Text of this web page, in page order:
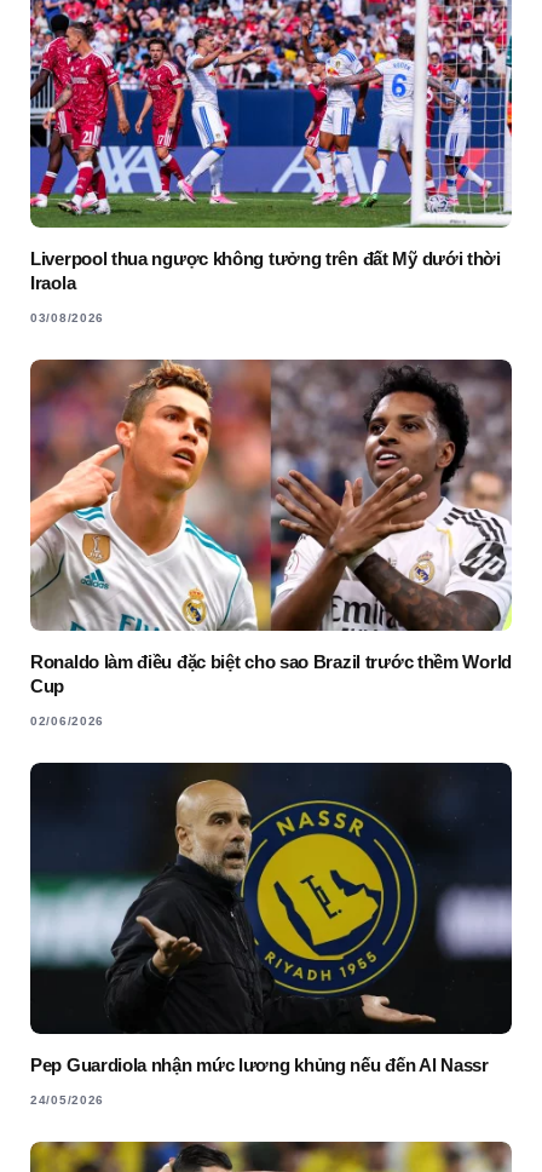
Liverpool thua ngược không tưởng trên đất Mỹ dưới thời
Iraola
03/08/2026
Ronaldo làm điều đặc biệt cho sao Brazil trước thềm World
Cup
02/06/2026
Pep Guardiola nhận mức lương khủng nếu đến Al Nassr
24/05/2026